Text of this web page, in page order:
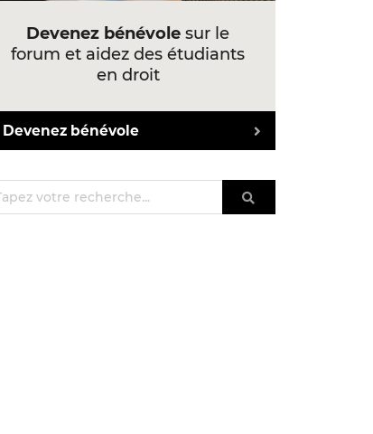
Devenez bénévole sur le
forum et aidez des étudiants
en droit
Devenez bénévole